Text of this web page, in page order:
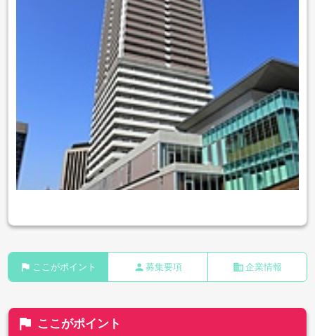
flag ここがポイント person 募集要項 business 企業情報
flag ここがポイント